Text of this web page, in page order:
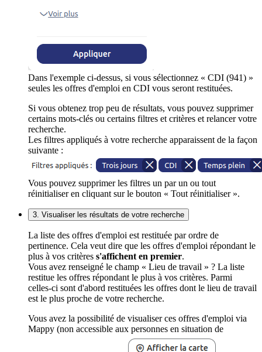
Dans l'exemple ci-dessus, si vous sélectionnez « CDI (941) »
seules les offres d'emploi en CDI vous seront restituées.
Si vous obtenez trop peu de résultats, vous pouvez supprimer
certains mots-clés ou certains filtres et critères et relancer votre
recherche.
Les filtres appliqués à votre recherche apparaissent de la façon
suivante :
Vous pouvez supprimer les filtres un par un ou tout
réinitialiser en cliquant sur le bouton « Tout réinitialiser ».
3. Visualiser les résultats de votre recherche
La liste des offres d'emploi est restituée par ordre de
pertinence. Cela veut dire que les offres d'emploi répondant le
plus à vos critères s'affichent en premier.
Vous avez renseigné le champ « Lieu de travail » ? La liste
restitue les offres répondant le plus à vos critères. Parmi
celles-ci sont d'abord restituées les offres dont le lieu de travail
est le plus proche de votre recherche.
Vous avez la possibilité de visualiser ces offres d'emploi via
Mappy (non accessible aux personnes en situation de